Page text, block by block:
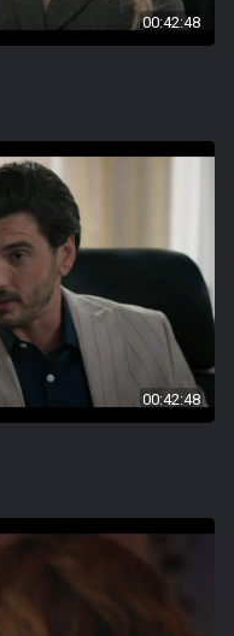
00:42:48
00:42:48